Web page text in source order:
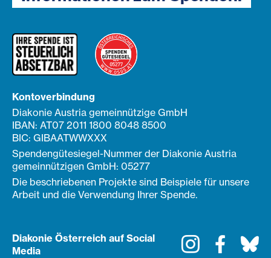
Kontoverbindung
Diakonie Austria gemeinnützige GmbH
IBAN: AT07 2011 1800 8048 8500
BIC: GIBAATWWXXX
Spendengütesiegel-Nummer der Diakonie Austria
gemeinnützigen GmbH: 05277
Die beschriebenen Projekte sind Beispiele für unsere
Arbeit und die Verwendung Ihrer Spende.
Diakonie Österreich auf Social
Media
Instagram